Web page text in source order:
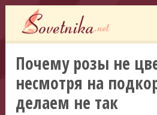
Почему розы не
несмотря на
делаем не так